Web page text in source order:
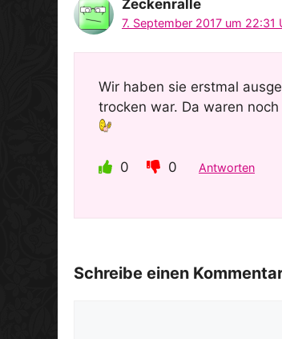
Zeckenralle
7. September 2017 um 22:31
Wir haben sie erstmal
trocken war. Da waren
0 0 Antworten
Schreibe einen